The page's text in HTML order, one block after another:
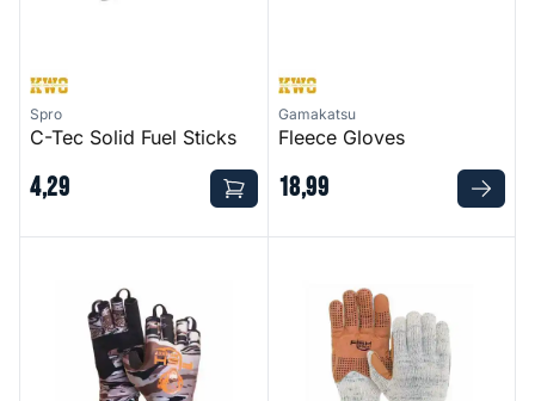
Spro
C-Tec Solid Fuel Sticks
4,29
Gamakatsu
Fleece Gloves
18,99